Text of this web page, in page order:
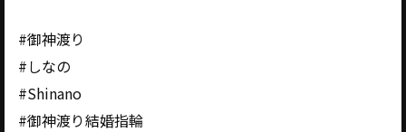
#御神渡り
#しなの
#Shinano
#御神渡り結婚指輪